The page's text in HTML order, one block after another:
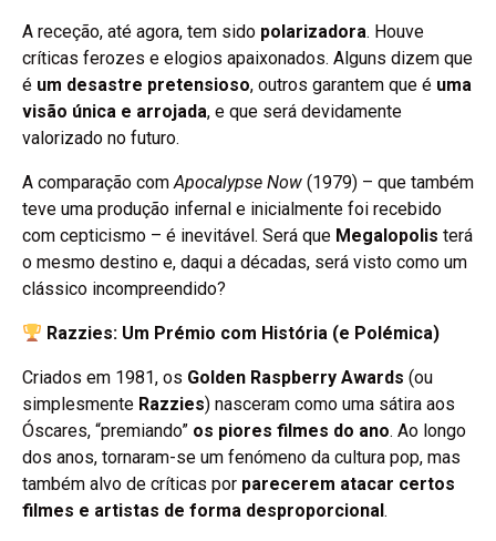
A receção, até agora, tem sido polarizadora. Houve
críticas ferozes e elogios apaixonados. Alguns dizem que
é um desastre pretensioso, outros garantem que é uma
visão única e arrojada, e que será devidamente
valorizado no futuro.
A comparação comApocalypse Now (1979) – que também
teve uma produção infernal e inicialmente foi recebido
com cepticismo – é inevitável. Será que Megalopolis terá
o mesmo destino e, daqui a décadas, será visto como um
clássico incompreendido?
Razzies: Um Prémio com História (e Polémica)
Criados em 1981, os Golden Raspberry Awards (ou
simplesmente Razzies) nasceram como uma sátira aos
Óscares, “premiando” os piores filmes do ano. Ao longo
dos anos, tornaram-se um fenómeno da cultura pop, mas
também alvo de críticas por parecerem atacar certos
filmes e artistas de forma desproporcional.